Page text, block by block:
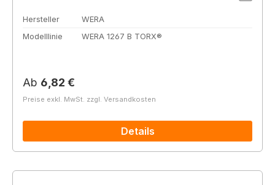
Hersteller
WERA
Modelllinie
WERA 1267 B TORX®
Regulärer Preis:
Ab 6,82 €
Preise exkl. MwSt. zzgl. Versandkosten
Details